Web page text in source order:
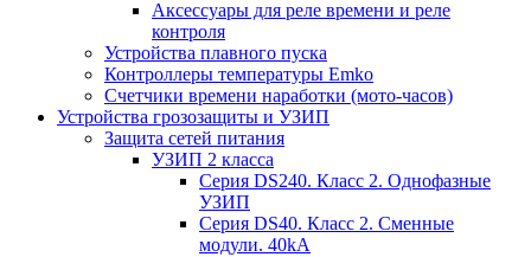
Аксессуары для реле времени и реле
контроля
Устройства плавного пуска
Контроллеры температуры Emko
Счетчики времени наработки (мото-часов)
Устройства грозозащиты и УЗИП
Защита сетей питания
УЗИП 2 класса
Серия DS240. Класс 2. Однофазные
УЗИП
Серия DS40. Класс 2. Сменные
модули. 40kA